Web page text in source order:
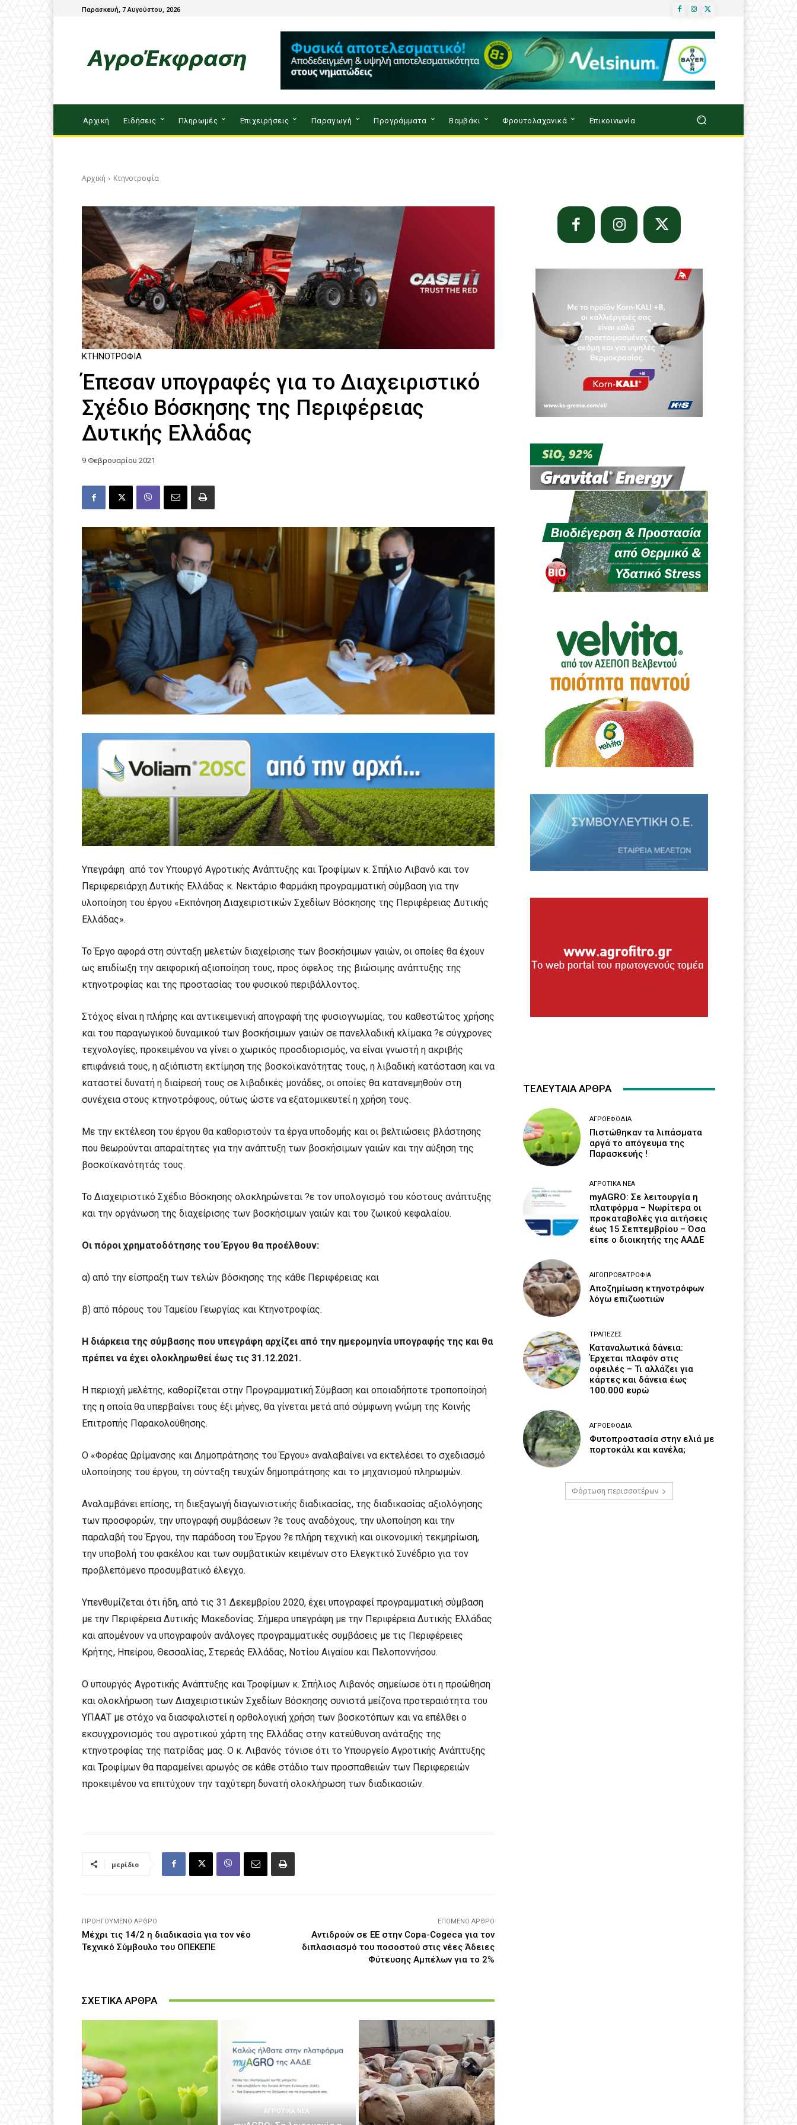
Παρασκευή, 7 Αυγούστου, 2026
Αρχική Ειδήσεις Πληρωμές Επιχειρήσεις Παραγωγή Προγράμματα Βαμβάκι Φρουτολαχανικά Επικοινωνία
Αρχική Κτηνοτροφία
ΚΤΗΝΟΤΡΟΦΊΑ
Έπεσαν υπογραφές για το Διαχειριστικό
Σχέδιο Βόσκησης της Περιφέρειας
Δυτικής Ελλάδας
9 Φεβρουαρίου 2021
Υπεγράφη από τον Υπουργό Αγροτικής Ανάπτυξης και Τροφίμων κ. Σπήλιο Λιβανό και τον
Περιφερειάρχη Δυτικής Ελλάδας κ. Νεκτάριο Φαρμάκη προγραμματική σύμβαση για την
υλοποίηση του έργου «Εκπόνηση Διαχειριστικών Σχεδίων Βόσκησης της Περιφέρειας Δυτικής
Ελλάδας».
Το Έργο αφορά στη σύνταξη μελετών διαχείρισης των βοσκήσιμων γαιών, οι οποίες θα έχουν
ως επιδίωξη την αειφορική αξιοποίηση τους, προς όφελος της βιώσιμης ανάπτυξης της
κτηνοτροφίας και της προστασίας του φυσικού περιβάλλοντος.
Στόχος είναι η πλήρης και αντικειμενική απογραφή της φυσιογνωμίας, του καθεστώτος χρήσης
και του παραγωγικού δυναμικού των βοσκήσιμων γαιών σε πανελλαδική κλίμακα ?ε σύγχρονες
τεχνολογίες, προκειμένου να γίνει ο χωρικός προσδιορισμός, να είναι γνωστή η ακριβής
επιφάνειά τους, η αξιόπιστη εκτίμηση της βοσκοϊκανότητας τους, η λιβαδική κατάσταση και να
καταστεί δυνατή η διαίρεσή τους σε λιβαδικές μονάδες, οι οποίες θα κατανεμηθούν στη
συνέχεια στους κτηνοτρόφους, ούτως ώστε να εξατομικευτεί η χρήση τους.
Με την εκτέλεση του έργου θα καθοριστούν τα έργα υποδομής και οι βελτιώσεις βλάστησης
που θεωρούνται απαραίτητες για την ανάπτυξη των βοσκήσιμων γαιών και την αύξηση της
βοσκοϊκανότητάς τους.
Το Διαχειριστικό Σχέδιο Βόσκησης ολοκληρώνεται ?ε τον υπολογισμό του κόστους ανάπτυξης
και την οργάνωση της διαχείρισης των βοσκήσιμων γαιών και του ζωικού κεφαλαίου.
Οι πόροι χρηματοδότησης του Έργου θα προέλθουν:
α) από την είσπραξη των τελών βόσκησης της κάθε Περιφέρειας και
β) από πόρους του Ταμείου Γεωργίας και Κτηνοτροφίας.
H διάρκεια της σύμβασης που υπεγράφη αρχίζει από την ημερομηνία υπογραφής της και θα
πρέπει να έχει ολοκληρωθεί έως τις 31.12.2021.
Η περιοχή μελέτης, καθορίζεται στην Προγραμματική Σύμβαση και οποιαδήποτε τροποποίησή
της η οποία θα υπερβαίνει τους έξι μήνες, θα γίνεται μετά από σύμφωνη γνώμη της Κοινής
Επιτροπής Παρακολούθησης.
Ο «Φορέας Ωρίμανσης και Δημοπράτησης του Έργου» αναλαβαίνει να εκτελέσει το σχεδιασμό
υλοποίησης του έργου, τη σύνταξη τευχών δημοπράτησης και το μηχανισμού πληρωμών.
Αναλαμβάνει επίσης, τη διεξαγωγή διαγωνιστικής διαδικασίας, της διαδικασίας αξιολόγησης
των προσφορών, την υπογραφή συμβάσεων ?ε τους αναδόχους, την υλοποίηση και την
παραλαβή του Έργου, την παράδοση του Έργου ?ε πλήρη τεχνική και οικονομική τεκμηρίωση,
την υποβολή του φακέλου και των συμβατικών κειμένων στο Ελεγκτικό Συνέδριο για τον
προβλεπόμενο προσυμβατικό έλεγχο.
Υπενθυμίζεται ότι ήδη, από τις 31 Δεκεμβρίου 2020, έχει υπογραφεί προγραμματική σύμβαση
με την Περιφέρεια Δυτικής Μακεδονίας. Σήμερα υπεγράφη με την Περιφέρεια Δυτικής Ελλάδας
και απομένουν να υπογραφούν ανάλογες προγραμματικές συμβάσεις με τις Περιφέρειες
Κρήτης, Ηπείρου, Θεσσαλίας, Στερεάς Ελλάδας, Νοτίου Αιγαίου και Πελοποννήσου.
Ο υπουργός Αγροτικής Ανάπτυξης και Τροφίμων κ. Σπήλιος Λιβανός σημείωσε ότι η προώθηση
και ολοκλήρωση των Διαχειριστικών Σχεδίων Βόσκησης συνιστά μείζονα προτεραιότητα του
ΥΠΑΑΤ με στόχο να διασφαλιστεί η ορθολογική χρήση των βοσκοτόπων και να επέλθει ο
εκσυγχρονισμός του αγροτικού χάρτη της Ελλάδας στην κατεύθυνση ανάταξης της
κτηνοτροφίας της πατρίδας μας. Ο κ. Λιβανός τόνισε ότι το Υπουργείο Αγροτικής Ανάπτυξης
και Τροφίμων θα παραμείνει αρωγός σε κάθε στάδιο των προσπαθειών των Περιφερειών
προκειμένου να επιτύχουν την ταχύτερη δυνατή ολοκλήρωση των διαδικασιών.
μερίδιο
ΠΡΟΗΓΟΎΜΕΝΟ ΆΡΘΡΟ
Μέχρι τις 14/2 η διαδικασία για τον νέο
Τεχνικό Σύμβουλο του ΟΠΕΚΕΠΕ
ΕΠΌΜΕΝΟ ΆΡΘΡΟ
Αντιδρούν σε ΕΕ στην Copa-Cogeca για τον
διπλασιασμό του ποσοστού στις νέες Άδειες
Φύτευσης Αμπέλων για το 2%
ΣΧΕΤΙΚΑ ΑΡΘΡΑ
ΑΓΡΟΤΙΚΆ ΝΈΑ
ΤΕΛΕΥΤΑΙΑ ΑΡΘΡΑ
ΑΓΡΟΕΦΌΔΙΑ
Πιστώθηκαν τα λιπάσματα
αργά το απόγευμα της
Παρασκευής !
ΑΓΡΟΤΙΚΆ ΝΈΑ
myAGRO: Σε λειτουργία η
πλατφόρμα – Νωρίτερα οι
προκαταβολές για αιτήσεις
έως 15 Σεπτεμβρίου – Όσα
είπε ο διοικητής της ΑΑΔΕ
ΑΙΓΟΠΡΟΒΑΤΡΟΦΊΑ
Αποζημίωση κτηνοτρόφων
λόγω επιζωοτιών
ΤΡΆΠΕΖΕΣ
Καταναλωτικά δάνεια:
Έρχεται πλαφόν στις
οφειλές – Τι αλλάζει για
κάρτες και δάνεια έως
100.000 ευρώ
ΑΓΡΟΕΦΌΔΙΑ
Φυτοπροστασία στην ελιά με
πορτοκάλι και κανέλα;
Φόρτωση περισσοτέρων